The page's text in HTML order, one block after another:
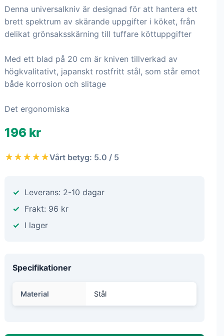
Denna universalkniv är designad för att hantera ett
brett spektrum av skärande uppgifter i köket, från
delikat grönsaksskärning till tuffare köttuppgifter
Med ett blad på 20 cm är kniven tillverkad av
högkvalitativt, japanskt rostfritt stål, som står emot
både korrosion och slitage
Det ergonomiska
196 kr
★★★★★Vårt betyg: 5.0 / 5
Leverans: 2-10 dagar
Frakt: 96 kr
I lager
Specifikationer
Material Stål